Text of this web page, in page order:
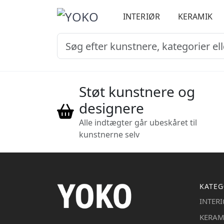
INTERIØR KERAMIK
Støt kunstnere og
designere
Alle indtægter går ubeskåret til
kunstnerne selv